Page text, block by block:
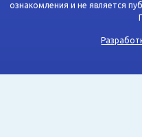
ознакомления и не является